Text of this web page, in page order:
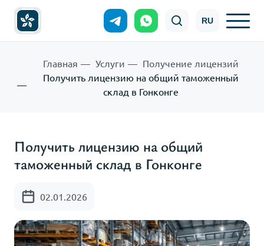
RU
Главная Услуги
Получение лицензий
Получить лицензию на общий таможенный
склад в Гонконге
Получить лицензию на общий
таможенный склад в Гонконге
02.01.2026